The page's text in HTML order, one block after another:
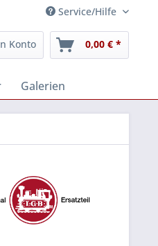
Service/Hilfe
Konto
0,00 € *
Galerien